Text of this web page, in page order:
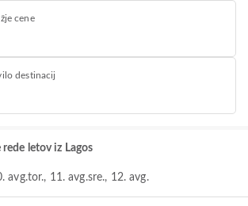
cene
destinacij
letov iz Lagos
avg.tor., 11. avg.sre., 12. avg.